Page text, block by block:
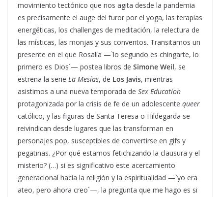
movimiento tectónico que nos agita desde la pandemia
es precisamente el auge del furor por el yoga, las terapias
energéticas, los challenges de meditación, la relectura de
las místicas, las monjas y sus conventos. Transitamos un
presente en el que Rosalía —`lo segundo es chingarte, lo
primero es Dios´— postea libros de Simone Weil, se
estrena la serie La Mesías, de Los Javis, mientras
asistimos a una nueva temporada de Sex Education
protagonizada por la crisis de fe de un adolescente queer
católico, y las figuras de Santa Teresa o Hildegarda se
reivindican desde lugares que las transforman en
personajes pop, susceptibles de convertirse en gifs y
pegatinas. ¿Por qué estamos fetichizando la clausura y el
misterio? (…) si es significativo este acercamiento
generacional hacia la religión y la espiritualidad —`yo era
ateo, pero ahora creo´—, la pregunta que me hago es si